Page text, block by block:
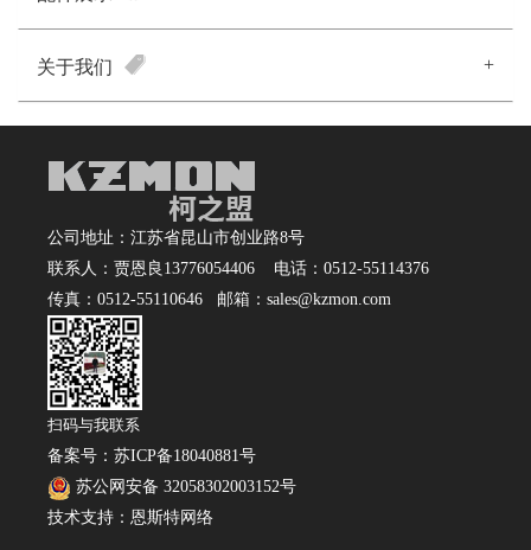
关于我们 +
公司地址：江苏省昆山市创业路8号
联系人：贾恩良13776054406 电话：0512-55114376
传真：0512-55110646 邮箱：sales@kzmon.com
扫码与我联系
备案号： 苏ICP备18040881号
苏公网安备 32058302003152号
技术支持： 恩斯特网络